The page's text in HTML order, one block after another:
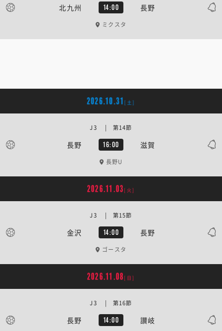
北九州 14:00 長野
ミクスタ
2026.10.31 [土]
長野 16:00 滋賀
J3 | 第14節
長野U
2026.11.03 [火]
金沢 14:00 長野
J3 | 第15節
ゴースタ
2026.11.08 [日]
長野 14:00 讃岐
J3 | 第16節